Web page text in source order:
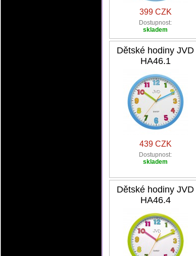
399 CZK
Dostupnost:
skladem
Dětské hodiny JVD
HA46.1
439 CZK
Dostupnost:
skladem
Dětské hodiny JVD
HA46.4